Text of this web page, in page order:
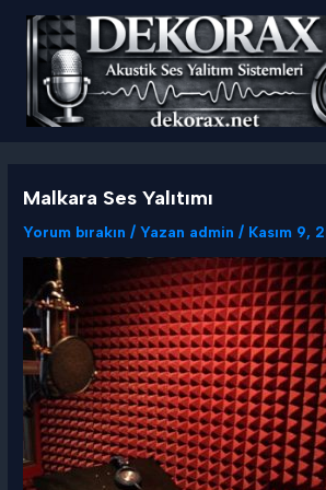
Malkara Ses Yalıtımı
Yorum bırakın / Yazan admin/ Kasım 9,